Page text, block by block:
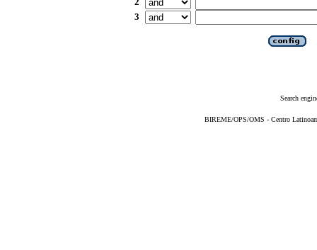
3
Search
BIREME/OPS/OMS - Centro